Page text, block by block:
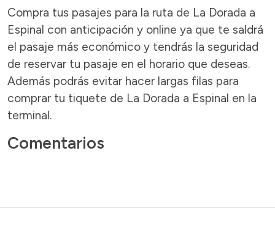
Compra tus pasajes para la ruta de La Dorada a
Espinal con anticipación y online ya que te saldrá
el pasaje más económico y tendrás la seguridad
de reservar tu pasaje en el horario que deseas.
Además podrás evitar hacer largas filas para
comprar tu tiquete de La Dorada a Espinal en la
terminal.
Comentarios